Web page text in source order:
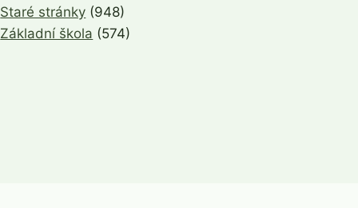
Staré stránky (948)
Základní škola (574)